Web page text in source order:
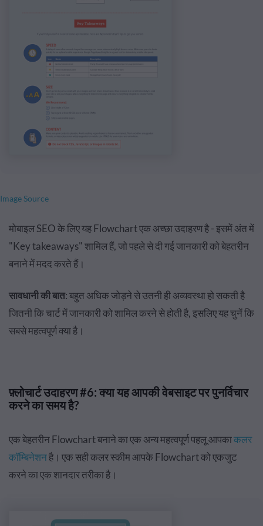
Image Source
मोबाइल SEO के लिए यह Flowchart एक अच्छा उदाहरण है - इसमें अंत में
"Key takeaways" शामिल हैं, जो पहले से दी गई जानकारी को बेहतरीन
बनाने में मदद करते हैं।
सावधानी की बात: बहुत अधिक जोड़ने से उतनी ही अव्यवस्था हो सकती है
जितनी कि चार्ट में जानकारी को शामिल करने से होती है, इसलिए यह चुनें कि
सबसे महत्वपूर्ण क्या है।
फ़्लोचार्ट उदाहरण #6: क्या यह आपकी वेबसाइट पर पुनर्विचार
करने का समय है?
एक बेहतरीन Flowchart बनाने का एक अन्य महत्वपूर्ण पहलू आपकाकलर
कॉम्बिनेशनहै। एक सही कलर स्कीम आपके Flowchart को एकजुट
करने का एक शानदार तरीका है।